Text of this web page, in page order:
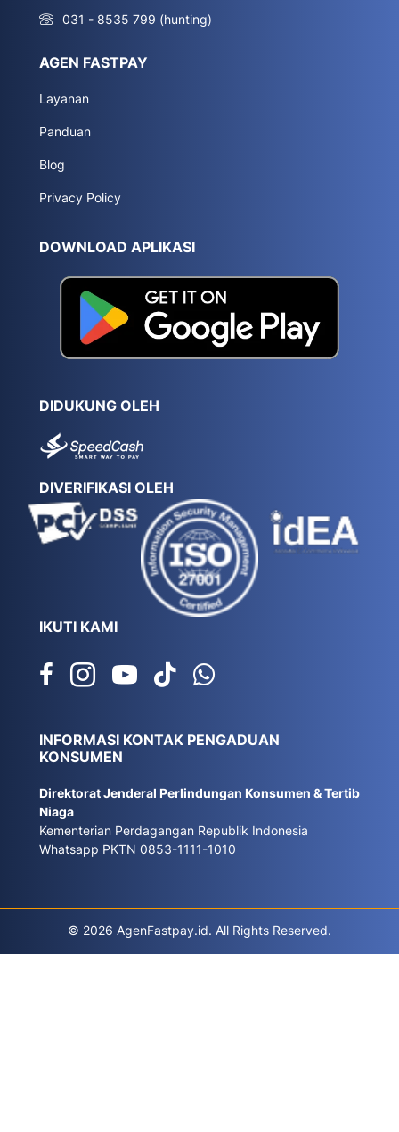
031 - 8535 799 (hunting)
AGEN FASTPAY
Layanan
Panduan
Blog
Privacy Policy
DOWNLOAD APLIKASI
DIDUKUNG OLEH
DIVERIFIKASI OLEH
IKUTI KAMI
INFORMASI KONTAK PENGADUAN
KONSUMEN
Direktorat Jenderal Perlindungan Konsumen & Tertib
Niaga
Kementerian Perdagangan Republik Indonesia
Whatsapp PKTN 0853-1111-1010
© 2026 AgenFastpay.id. All Rights Reserved.